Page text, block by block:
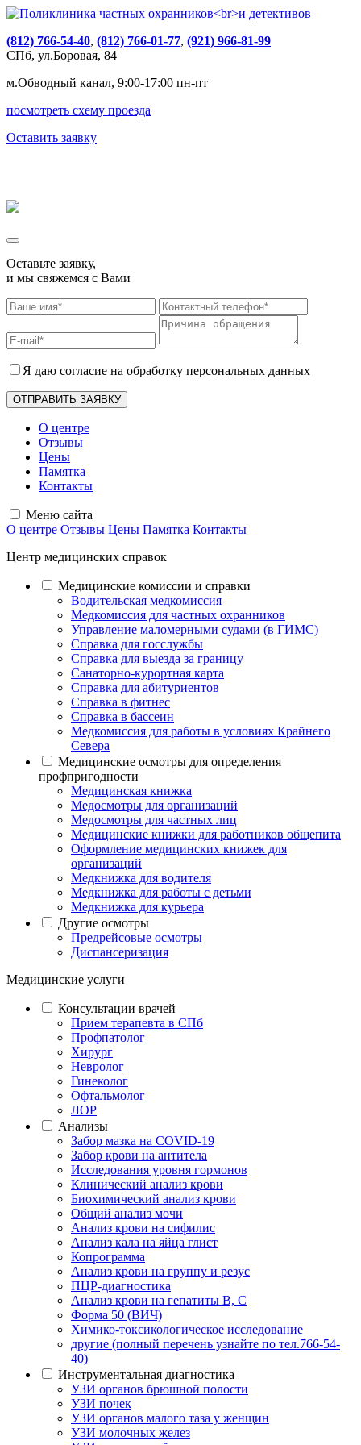
(812) 766-54-40, (812) 766-01-77, (921) 966-81-99
СПб, ул.Боровая, 84
м.Обводный канал, 9:00-17:00 пн-пт
посмотреть схему проезда
Оставить заявку
Оставьте заявку,
и мы свяжемся с Вами
Я даю согласие на обработку персональных данных
О центре
Отзывы
Цены
Памятка
Контакты
Меню сайта
О центре Отзывы Цены Памятка Контакты
Центр медицинских справок
Медицинские комиссии и справки
Водительская медкомиссия
Медкомиссия для частных охранников
Управление маломерными судами (в ГИМС)
Справка для госслужбы
Справка для выезда за границу
Санаторно-курортная карта
Справка для абитуриентов
Справка в фитнес
Справка в бассеин
Медкомиссия для работы в условиях Крайнего
Севера
Медицинские осмотры для определения
профпригодности
Медицинская книжка
Медосмотры для организаций
Медосмотры для частных лиц
Медицинские книжки для работников общепита
Оформление медицинских книжек для
организаций
Медкнижка для водителя
Медкнижка для работы с детьми
Медкнижка для курьера
Другие осмотры
Предрейсовые осмотры
Диспансеризация
Медицинские услуги
Консультации врачей
Прием терапевта в СПб
Профпатолог
Хирург
Невролог
Гинеколог
Офтальмолог
ЛОР
Анализы
Забор мазка на COVID-19
Забор крови на антитела
Исследования уровня гормонов
Клинический анализ крови
Биохимический анализ крови
Общий анализ мочи
Анализ крови на сифилис
Анализ кала на яйца глист
Копрограмма
Анализ крови на группу и резус
ПЦР-диагностика
Анализ крови на гепатиты B, C
Форма 50 (ВИЧ)
Химико-токсикологическое исследование
другие (полный перечень узнайте по тел.766-54-
40)
Инструментальная диагностика
УЗИ органов брюшной полости
УЗИ почек
УЗИ органов малого таза у женщин
УЗИ молочных желез